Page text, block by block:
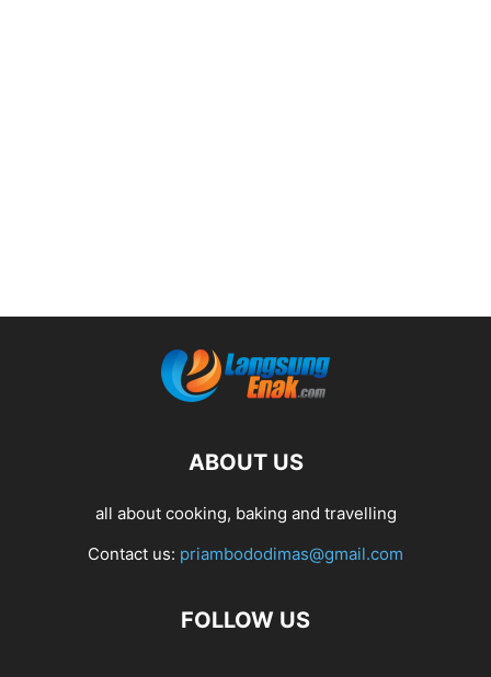
ABOUT US
all about cooking, baking and travelling
Contact us: priambododimas@gmail.com
FOLLOW US